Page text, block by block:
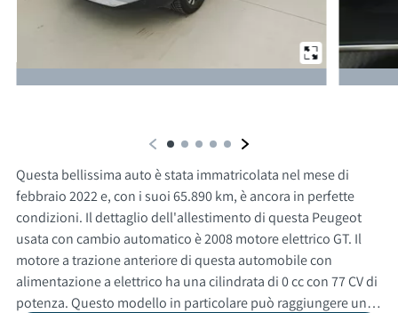
Da un'altra prospettiva
Questa bellissima auto è stata immatricolata nel mese di
febbraio 2022 e, con i suoi 65.890 km, è ancora in perfette
condizioni. Il dettaglio dell'allestimento di questa Peugeot
usata con cambio automatico è 2008 motore elettrico GT. Il
motore a trazione anteriore di questa automobile con
alimentazione a elettrico ha una cilindrata di 0 cc con 77 CV di
potenza. Questo modello in particolare può raggiungere una